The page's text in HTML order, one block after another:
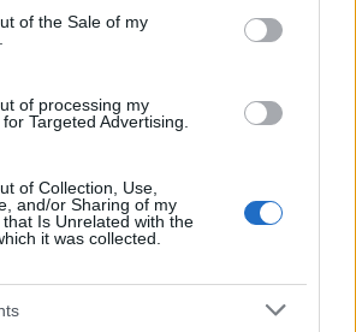
of the Sale of my
of processing my
Targeted Advertising.
of Collection, Use,
and/or Sharing of my
Is Unrelated with the
it was collected.
seguridad ocular y